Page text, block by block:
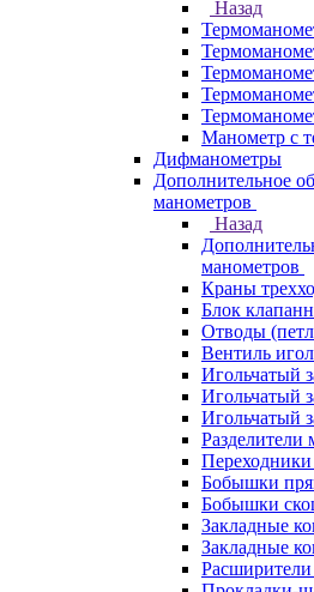
Назад
Манометр с
Дифманометры
Дополнительное
манометров
Назад
манометров
Краны
Блок
Отводы
Вентиль
Игольчатый
Игольчатый
Игольчатый
Бобышки
Бобышки
Закладные
Закладные